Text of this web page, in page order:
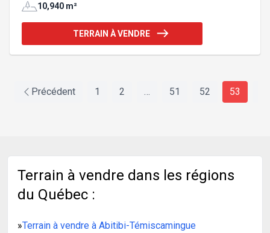
d'Entrelacs avec boîte à malle. À proximité du
+/-15 klm. de la sortie 69 de l'autoroute 15 au coeur
des Pays d'en Haut! Accès au lac Walfred non
10,940 m²
TERRAIN À VENDRE
Précédent 1 2 … 51 52 53
Terrain à vendre dans les régions
du Québec :
»Terrain à vendre à Abitibi-Témiscamingue